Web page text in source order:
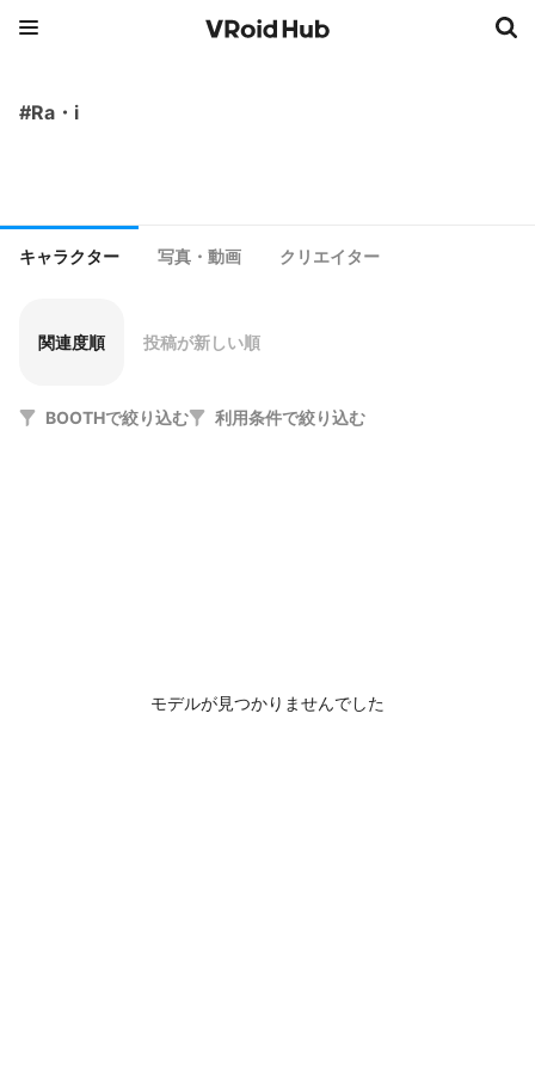
#Ra・i
キャラクター 写真・動画 クリエイター
関連度順 投稿が新しい順
BOOTHで絞り込む 利用条件で絞り込む
モデルが見つかりませんでした